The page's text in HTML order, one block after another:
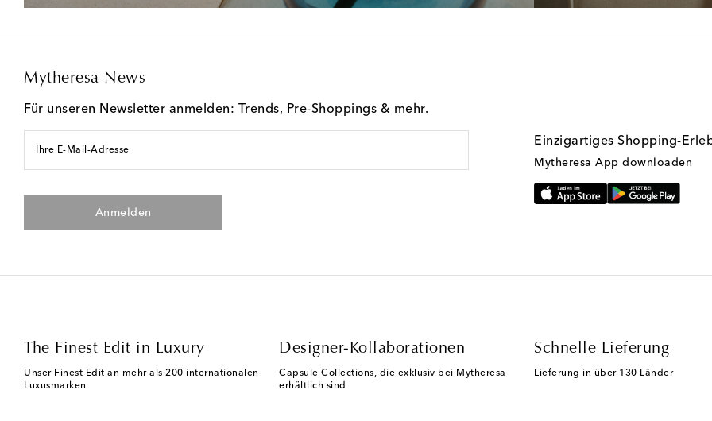
Mytheresa News
Für unseren Newsletter anmelden: Trends, Pre-Shoppings & mehr.
Ihre E-Mail-Adresse
Anmelden
Einzigartiges Shopping-
Mytheresa App downloaden
The Finest Edit in Luxury
Unser Finest Edit an mehr als 200 internationalen
Luxusmarken
Designer-Kollaborationen
Capsule Collections, die exklusiv bei Mytheresa
erhältlich sind
Schnelle Lieferung
Lieferung in über 130 Länder